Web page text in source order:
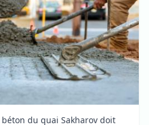
du quai Sakharov doit